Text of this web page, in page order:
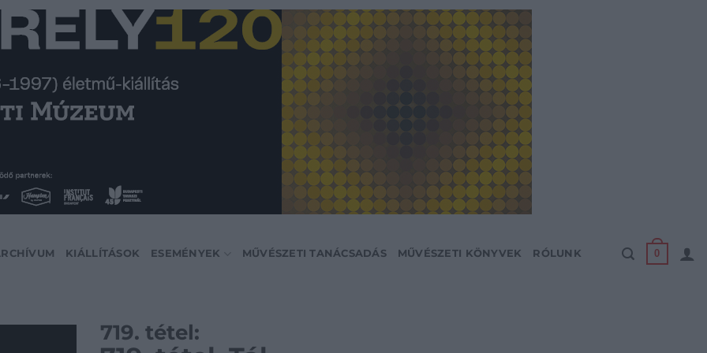
KIÁLLÍTÁSOK ESEMÉNYEK MŰVÉSZETI TANÁCSADÁS MŰVÉSZETI KÖNYVEK RÓLUNK 0
719. tétel: